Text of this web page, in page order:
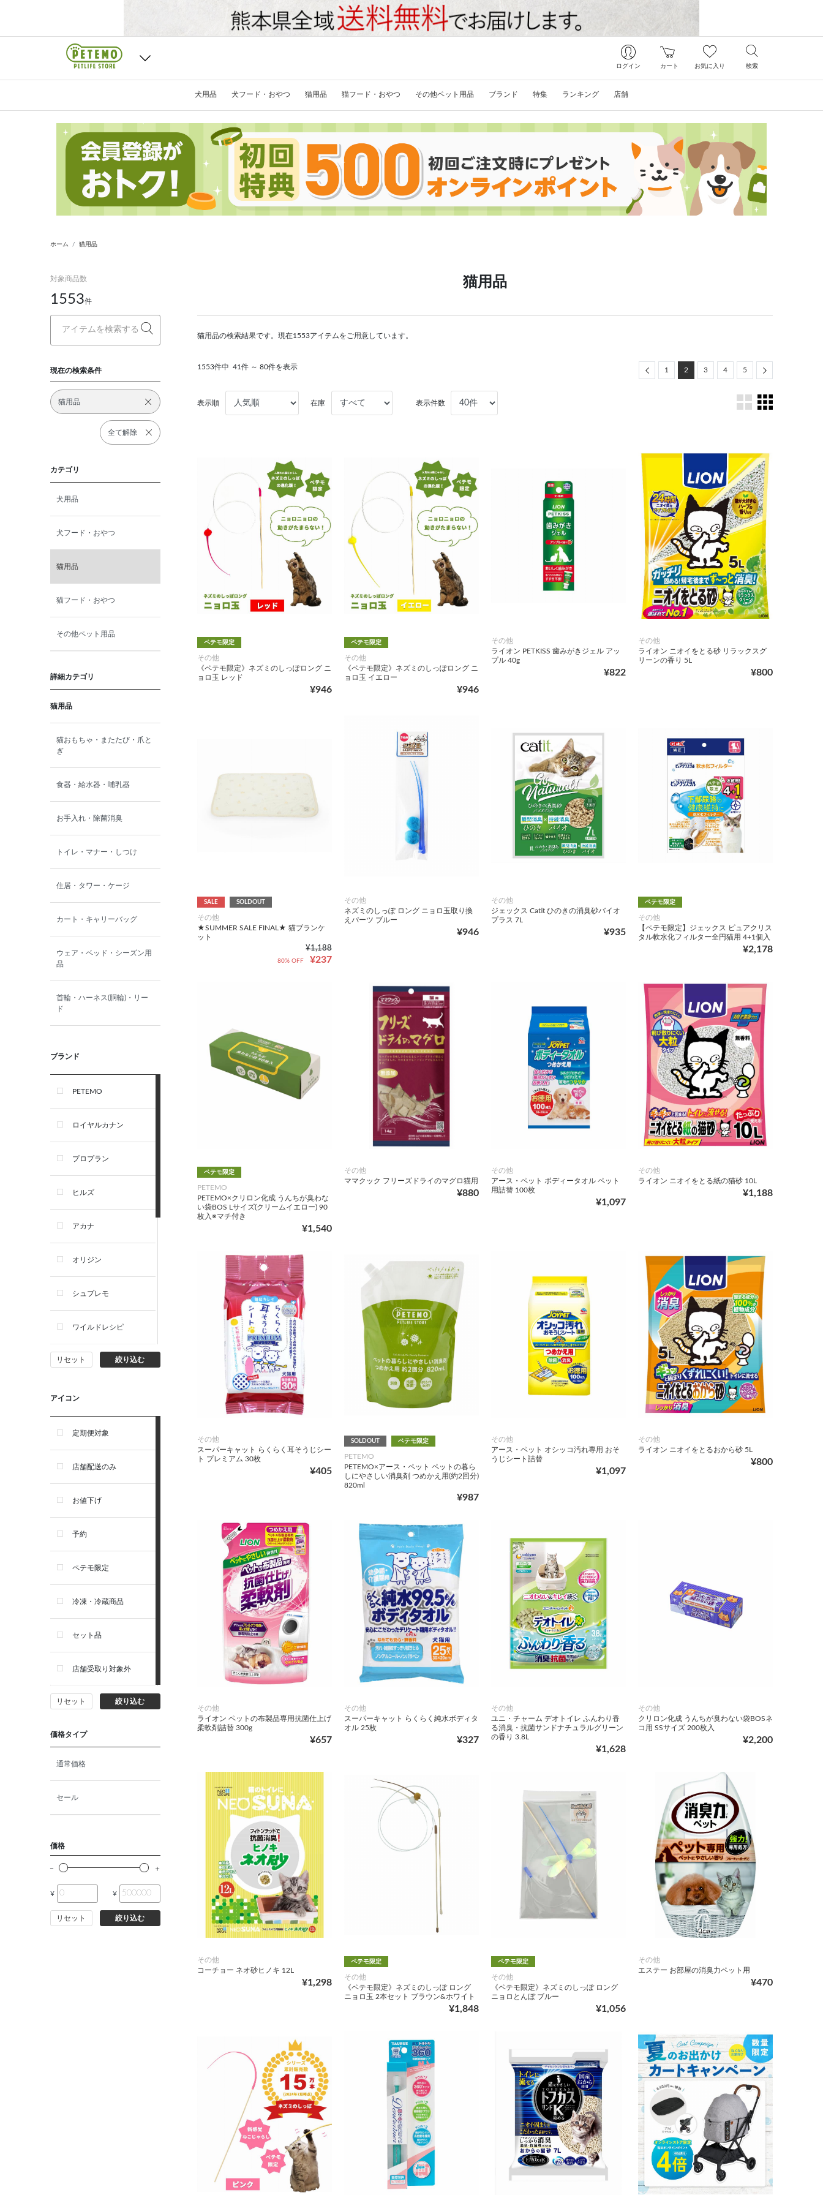
ログイン カート お気に入り 検索
犬用品 犬フード・おやつ 猫用品 猫フード・おやつ その他ペット用品 ブランド 特集 ランキング 店舗
ホーム 猫用品
対象商品数
1553件
現在の検索条件
猫用品
全て解除
カテゴリ
犬用品
犬フード・おやつ
猫用品
猫フード・おやつ
その他ペット用品
詳細カテゴリ
猫用品
猫おもちゃ・またたび・爪と
ぎ
食器・給水器・哺乳器
お手入れ・除菌消臭
トイレ・マナー・しつけ
住居・タワー・ケージ
カート・キャリーバッグ
ウェア・ベッド・シーズン用
品
首輪・ハーネス(胴輪)・リー
ド
ブランド
PETEMO
ロイヤルカナン
プロプラン
ヒルズ
アカナ
オリジン
シュプレモ
ワイルドレシピ
ナチュラルチョイス
ウェルネス
アーテミス
セレクトバランス
リガロ
ソルビダ
フィジカライフ
リセット 絞り込む
アイコン
定期便対象
店舗配送のみ
お値下げ
予約
ペテモ限定
冷凍・冷蔵商品
セット品
店舗受取り対象外
リセット 絞り込む
価格タイプ
通常価格
セール
価格
¥ ¥
リセット 絞り込む
猫用品
猫用品の検索結果です。現在1553アイテムをご用意しています。
1553件中 41件 ～ 80件を表示 Previous
1 2 3 4 5 Next
表示順 在庫 表示件数
ペテモ限定
その他
《ペテモ限定》ネズミのしっぽロング ニ
ョロ玉 レッド
¥946
ペテモ限定
その他
《ペテモ限定》ネズミのしっぽロング ニ
ョロ玉 イエロー
¥946
その他
ライオン PETKISS 歯みがきジェル アッ
プル 40g
¥822
その他
ライオン ニオイをとる砂 リラックスグ
リーンの香り 5L
¥800
SALE SOLDOUT
その他
★SUMMER SALE FINAL★ 猫ブランケ
ット
¥1,188
¥237
80% OFF
その他
ネズミのしっぽ ロング ニョロ玉取り換
えパーツ ブルー
¥946
その他
ジェックス Catit ひのきの消臭砂バイオ
プラス 7L
¥935
ペテモ限定
その他
【ペテモ限定】ジェックス ピュアクリス
タル軟水化フィルター全円猫用 4+1個入
¥2,178
ペテモ限定
PETEMO
PETEMO×クリロン化成 うんちが臭わな
い袋BOS Lサイズ(クリームイエロー) 90
枚入※マチ付き
¥1,540
その他
ママクック フリーズドライのマグロ猫用
¥880
その他
アース・ペット ボディータオル ペット
用詰替 100枚
¥1,097
その他
ライオン ニオイをとる紙の猫砂 10L
¥1,188
その他
スーパーキャット らくらく耳そうじシー
ト プレミアム 30枚
¥405
SOLDOUT ペテモ限定
PETEMO
PETEMO×アース・ペット ペットの暮ら
しにやさしい消臭剤 つめかえ用(約2回分)
820ml
¥987
その他
アース・ペット オシッコ汚れ専用 おそ
うじシート詰替
¥1,097
その他
ライオン ニオイをとるおから砂 5L
¥800
その他
ライオン ペットの布製品専用抗菌仕上げ
柔軟剤詰替 300g
¥657
その他
スーパーキャット らくらく純水ボディタ
オル 25枚
¥327
その他
ユニ・チャーム デオトイレ ふんわり香
る消臭・抗菌サンドナチュラルグリーン
の香り 3.8L
¥1,628
その他
クリロン化成 うんちが臭わない袋BOSネ
コ用 SSサイズ 200枚入
¥2,200
その他
コーチョー ネオ砂ヒノキ 12L
¥1,298
ペテモ限定
その他
《ペテモ限定》ネズミのしっぽ ロング
ニョロ玉 2本セット ブラウン&ホワイト
¥1,848
ペテモ限定
その他
《ペテモ限定》ネズミのしっぽ ロング
ニョロとんぼ ブルー
¥1,056
その他
エステー お部屋の消臭力ペット用
¥470